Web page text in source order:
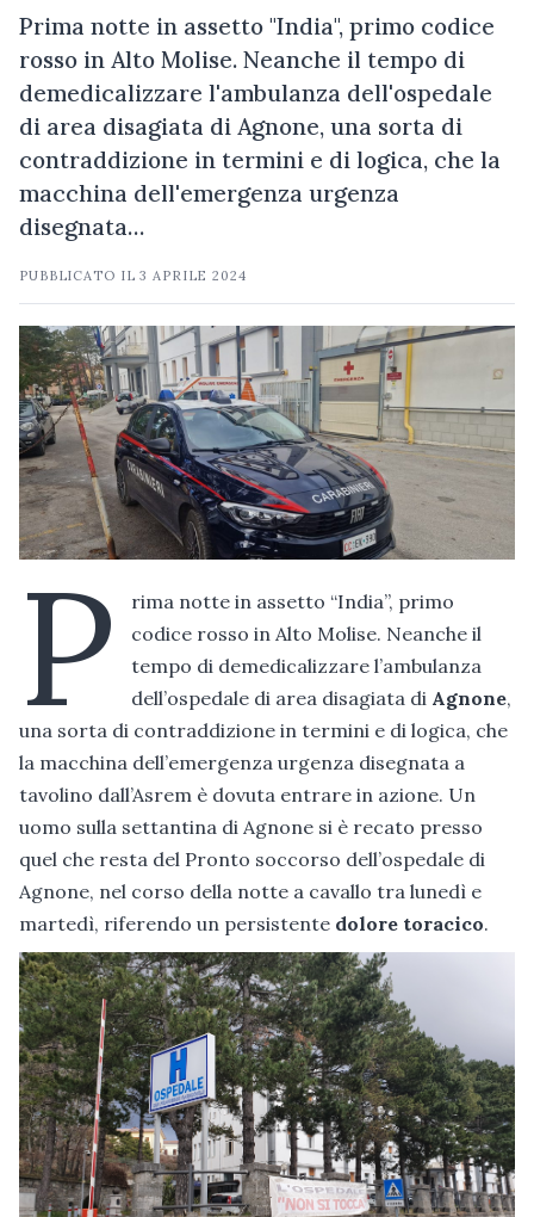
Prima notte in assetto "India", primo codice
rosso in Alto Molise. Neanche il tempo di
demedicalizzare l'ambulanza dell'ospedale
di area disagiata di Agnone, una sorta di
contraddizione in termini e di logica, che la
macchina dell'emergenza urgenza
disegnata…
PUBBLICATO IL3 APRILE 2024
P
rima notte in assetto “India”, primo
codice rosso in Alto Molise. Neanche il
tempo di demedicalizzare l’ambulanza
dell’ospedale di area disagiata di Agnone,
una sorta di contraddizione in termini e di logica, che
la macchina dell’emergenza urgenza disegnata a
tavolino dall’Asrem è dovuta entrare in azione. Un
uomo sulla settantina di Agnone si è recato presso
quel che resta del Pronto soccorso dell’ospedale di
Agnone, nel corso della notte a cavallo tra lunedì e
martedì, riferendo un persistente dolore toracico.